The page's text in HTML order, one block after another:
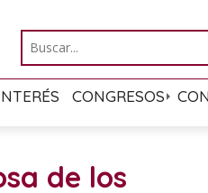
CONGRESOS
de los